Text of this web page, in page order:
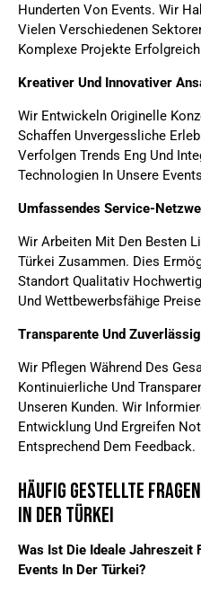
Hunderten Von Events. Wir
Vielen Verschiedenen
Komplexe Projekte
Kreativer Und Innovativer
Wir Entwickeln Originelle
Schaffen Unvergessliche
Verfolgen Trends Eng Und
Technologien In Unsere
Umfassendes Service-
Wir Arbeiten Mit Den Besten
Türkei Zusammen. Dies
Standort Qualitativ
Und Wettbewerbsfähige
Transparente Und
Wir Pflegen Während Des
Kontinuierliche Und
Unseren Kunden. Wir
Entwicklung Und Ergreifen
Entsprechend Dem Feedback.
Häufig Gestellte
In Der Türkei
Was Ist Die Ideale Jahreszeit
Events In Der Türkei?